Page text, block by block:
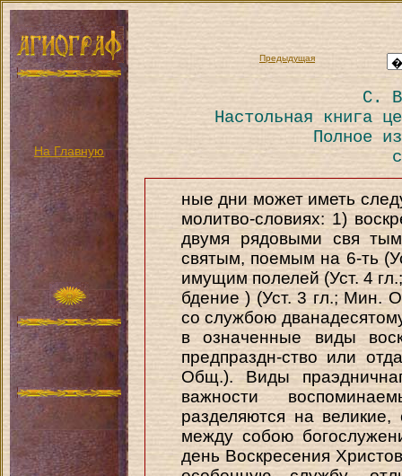
На Главную
Предыдущая
С.
Настольная книга
Полное
ные дни может иметь
молитво-словиях: 1)
двумя рядовыми свя
святым, поемым на 6-ть
имущим полелей (Уст. 4
бдение ) (Уст. 3 гл.; Мин.
со службою
в означенные виды
предпраздн-ство или
Общ.). Виды
важности
разделяются на
между собою
день Воскресения